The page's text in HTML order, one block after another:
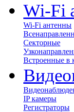
Wi-Fi
Wi-Fi антенны
Секторные
Встроенные в
IP камеры
Регистраторы